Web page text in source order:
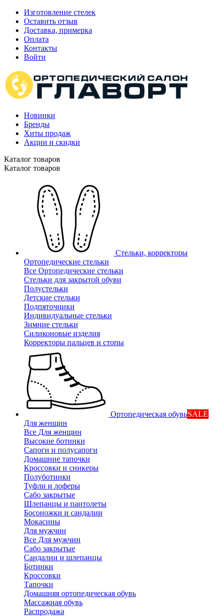
Изготовление стелек
Оставить отзыв
Доставка, примерка
Оплата
Контакты
Войти
Новинки
Бренды
Хиты продаж
Акции и скидки
Каталог товаров
Каталог товаров
Стельки, корректоры
Ортопедические стельки
Все Ортопедические стельки
Стельки для закрытой обуви
Полустельки
Детские стельки
Подпяточники
Индивидуальные стельки
Зимние стельки
Силиконовые изделия
Корректоры пальцев и стопы
Ортопедическая обувьSALE
Для женщин
Все Для женщин
Высокие ботинки
Сапоги и полусапоги
Домашние тапочки
Кроссовки и сникеры
Полуботинки
Туфли и лоферы
Сабо закрытые
Шлепанцы и пантолеты
Босоножки и сандалии
Мокасины
Для мужчин
Все Для мужчин
Сабо закрытые
Сандалии и шлепанцы
Ботинки
Кроссовки
Тапочки
Домашняя ортопедическая обувь
Массажная обувь
Распродажа